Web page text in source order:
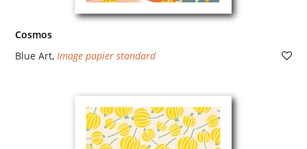
Cosmos
Blue Art, Image papier standard